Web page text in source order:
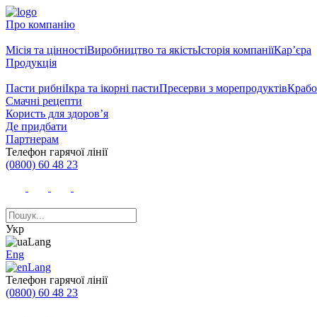
Про компанію
Місія та цінностіВиробництво та якістьІсторія компаніїКар’єра
Продукція
Пасти рибніІкра та ікорні пастиПресерви з морепродуктів
Смачні рецепти
Користь для здоров’я
Де придбати
Партнерам
Телефон гарячої лінії
(0800) 60 48 23
Укр
Eng
Телефон гарячої лінії
(0800) 60 48 23